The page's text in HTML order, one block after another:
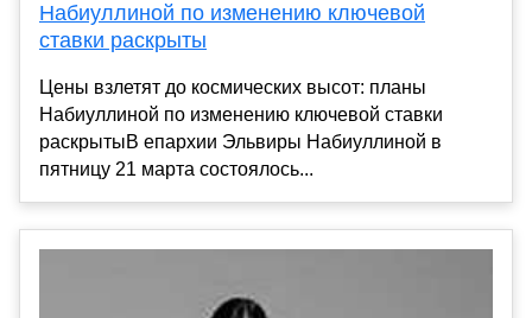
Набиуллиной по изменению ключевой
ставки раскрыты
Цены взлетят до космических высот: планы
Набиуллиной по изменению ключевой ставки
раскрытыВ епархии Эльвиры Набиуллиной в
пятницу 21 марта состоялось...